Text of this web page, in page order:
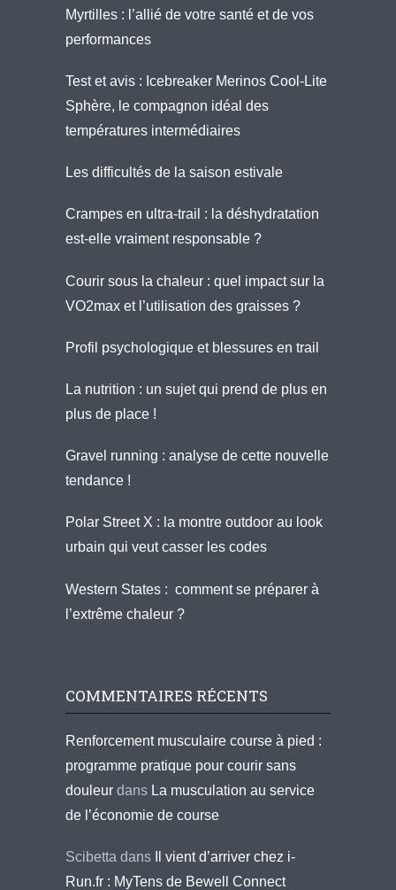
Myrtilles : l’allié de votre santé et de vos
performances
Test et avis : Icebreaker Merinos Cool-Lite
Sphère, le compagnon idéal des
températures intermédiaires
Les difficultés de la saison estivale
Crampes en ultra-trail : la déshydratation
est-elle vraiment responsable ?
Courir sous la chaleur : quel impact sur la
VO2max et l’utilisation des graisses ?
Profil psychologique et blessures en trail
La nutrition : un sujet qui prend de plus en
plus de place !
Gravel running : analyse de cette nouvelle
tendance !
Polar Street X : la montre outdoor au look
urbain qui veut casser les codes
Western States : comment se préparer à
l’extrême chaleur ?
COMMENTAIRES RÉCENTS
Renforcement musculaire course à pied :
programme pratique pour courir sans
douleur dans La musculation au service
de l’économie de course
Scibetta dans
Il vient d’arriver chez i-
Run.fr : MyTens de Bewell Connect